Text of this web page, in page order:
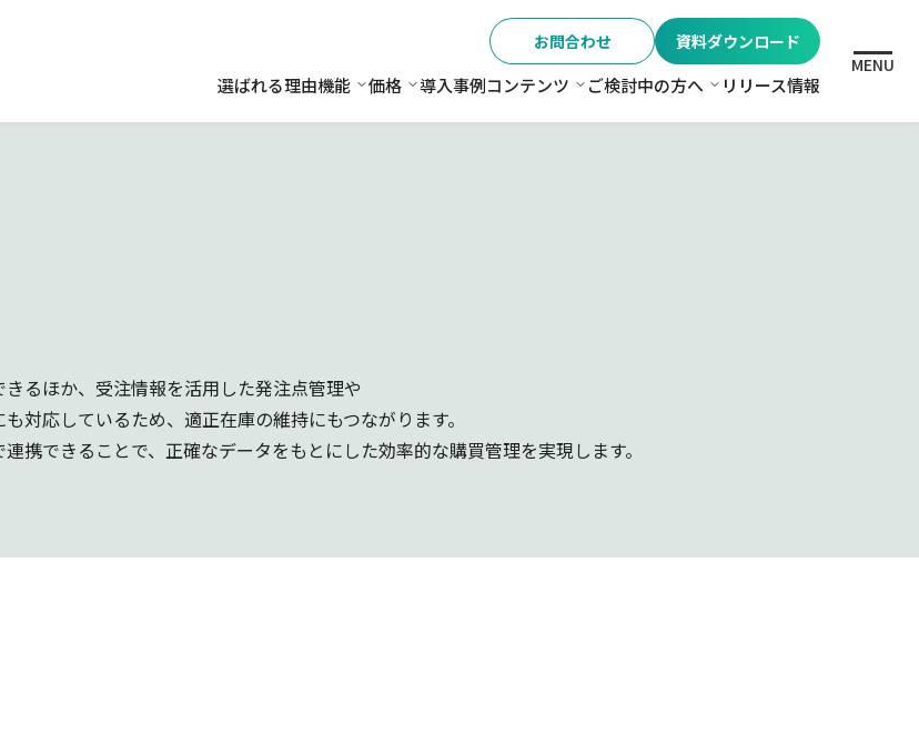
お問合わせ 資料ダウンロード
選ばれる理由機能 機能
価格 価格
導入事例コンテンツ コンテンツ
ご検討中の方へ ご検討中の方へ
リリース情報
MENU
るほか、受注情報を活用した発注点管理や
対応しているため、適正在庫の維持にもつながります。
携できることで、正確なデータをもとにした効率的な購買管理を実現します。